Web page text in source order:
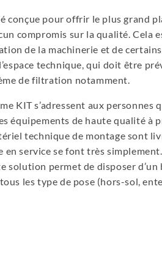
conçue pour offrir le plus grand
compromis sur la qualité. Cela
de la machinerie et de
technique, qui doit être
de filtration notamment.
KIT s’adressent aux personnes
équipements de haute qualité à
technique de montage sont
en service se font très
solution permet de disposer d’un
les type de pose (hors-sol,